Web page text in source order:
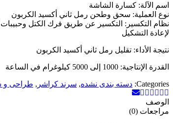
اسم الآلة: كسارة الشاشة
نوع العملية: سحق وطحن رمل ثاني أكسيد الكربون
نظام التكسير: التكسير عن طريق فرك الكتل
لإعادة التشكيل
نتيجة الأداء: تقليل رمل ثاني أكسيد الكربون
القدرة الإنتاجية: 1000 إلى 5000 كيلوغرام في الساعة
Categories: دسته بندی نشده, سرند کراشر , طراحی و
الوصف
مراجعات (0)